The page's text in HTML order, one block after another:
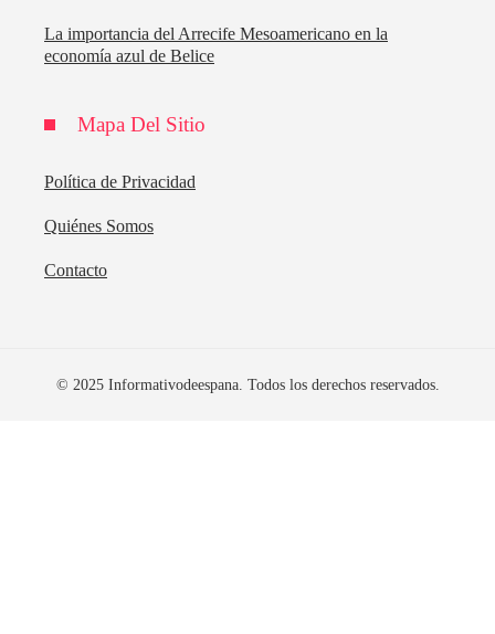
La importancia del Arrecife Mesoamericano en la
economía azul de Belice
Mapa Del Sitio
Política de Privacidad
Quiénes Somos
Contacto
© 2025 Informativodeespana. Todos los derechos reservados.